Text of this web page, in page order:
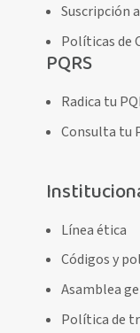
Suscripción
Políticas de
PQRS
Radica tu
Consulta tu
Línea ética
Códigos y
Asamblea
Política de